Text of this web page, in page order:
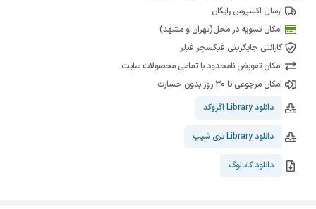
ارسال اکسپرس رایگان
امکان تسویه در محل(تهران و مشهد)
گارانتی جایگزینی فیکسچر فیلر
امکان تعویض نامحدود با تمامی محصولات سایت
امکان مرجوعی تا 30 روز بدون خسارت
دانلود Library اگزوکد
دانلود Library تری شیپ
دانلود کاتالوگ